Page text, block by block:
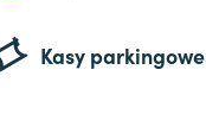
Kasy parkingowe